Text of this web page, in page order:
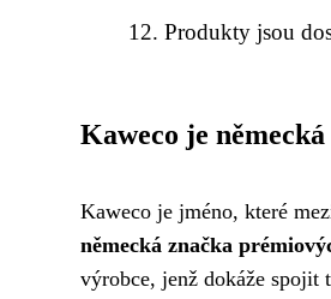
Produkty jsou
Kaweco je
Kaweco je jméno, které
německá značka
výrobce, jenž dokáže spojit